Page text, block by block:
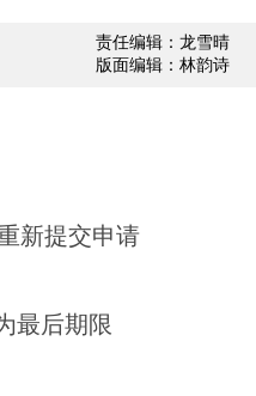
责任编辑：龙雪晴
版面编辑：林韵诗
新提交申请
最后期限